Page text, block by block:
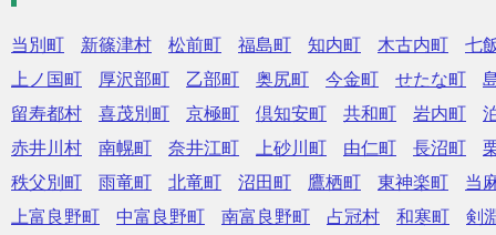
当別町 新篠津村 松前町 福島町 知内町 木古内町
七
上ノ国町
厚沢部町 乙部町 奥尻町 今金町 せたな町
留寿都村
喜茂別町 京極町 倶知安町 共和町 岩内町
赤井川村
南幌町 奈井江町 上砂川町 由仁町 長沼町
秩父別町
雨竜町 北竜町 沼田町 鷹栖町 東神楽町
当
上富良野町
中富良野町 南富良野町 占冠村 和寒町
剣